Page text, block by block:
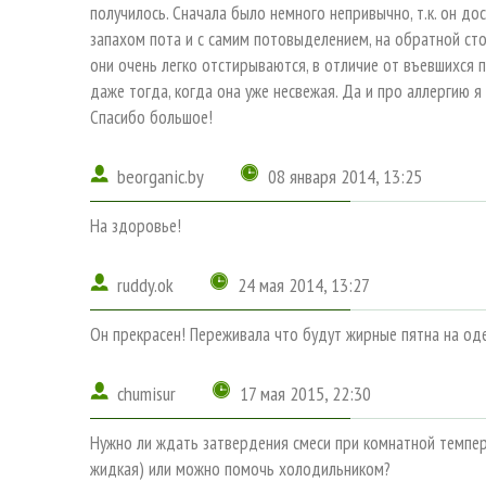
получилось. Сначала было немного непривычно, т.к. он
запахом пота и с самим потовыделением, на обратной
они очень легко отстирываются, в отличие от
даже тогда, когда она уже несвежая. Да и про аллергию
Спасибо большое!
beorganic.by 08 января 2014, 13:25
На здоровье!
ruddy.ok 24 мая 2014, 13:27
Он прекрасен! Переживала что будут жирные пятна на
chumisur 17 мая 2015, 22:30
Нужно ли ждать затвердения смеси при комнатной
жидкая) или можно помочь холодильником?